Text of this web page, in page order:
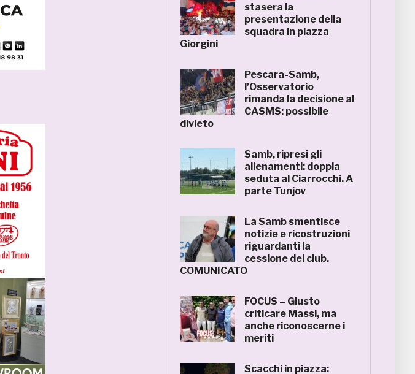
stasera la
presentazione della
squadra in piazza
Giorgini
Pescara-Samb,
l’Osservatorio
rimanda la decisione al
CASMS: possibile
divieto
Samb, ripresi gli
allenamenti: doppia
seduta al Ciarrocchi. A
parte Tunjov
La Samb smentisce
notizie e ricostruzioni
riguardanti la
cessione del club.
COMUNICATO
FOCUS – Giusto
criticare Massi, ma
anche riconoscerne i
meriti
Scacchi in piazza: